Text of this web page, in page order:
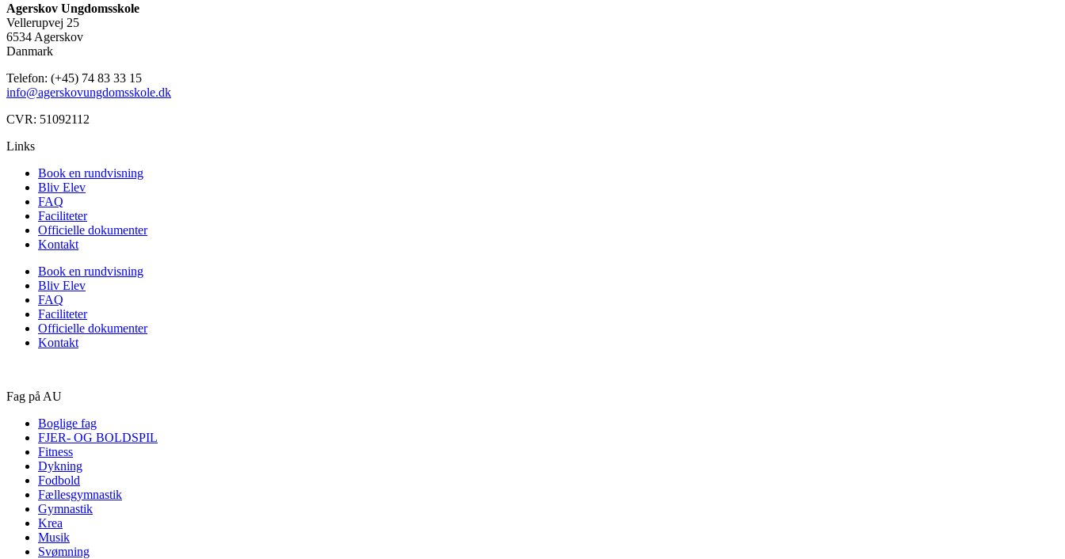
Agerskov Ungdomsskole
Vellerupvej 25
6534 Agerskov
Danmark
Telefon: (+45) 74 83 33 15
info@agerskovungdomsskole.dk
CVR: 51092112
Links
Book en rundvisning
Bliv Elev
FAQ
Faciliteter
Officielle dokumenter
Kontakt
Book en rundvisning
Bliv Elev
FAQ
Faciliteter
Officielle dokumenter
Kontakt
Fag på AU
Boglige fag
FJER- OG BOLDSPIL
Fitness
Dykning
Fodbold
Fællesgymnastik
Gymnastik
Krea
Musik
Svømning